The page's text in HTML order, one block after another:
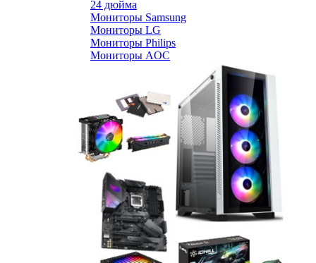
24 дюйма
Мониторы Samsung
Мониторы LG
Мониторы Philips
Мониторы AOC